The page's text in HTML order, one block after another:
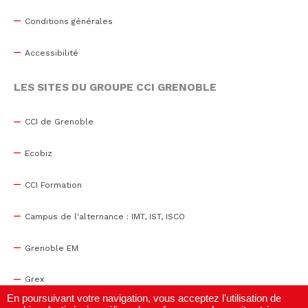
Conditions générales
Accessibilité
LES SITES DU GROUPE CCI GRENOBLE
CCI de Grenoble
Ecobiz
CCI Formation
Campus de l'alternance : IMT, IST, ISCO
Grenoble EM
Grex
En poursuivant votre navigation, vous acceptez l'utilisation de